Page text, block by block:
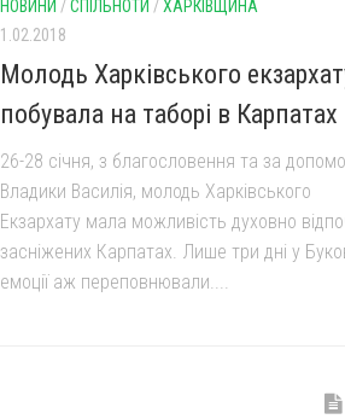
НОВИНИ /СПІЛЬНОТИ /ХАРКІВЩИНА
1.02.2018
Молодь Харківського
побувала на таборі в Карпатах
26-28 січня, з благословення та за
Владики Василія, молодь Харківського
Екзархату мала можливість духовно
засніжених Карпатах. Лише три дні у
емоції аж переповнювали....